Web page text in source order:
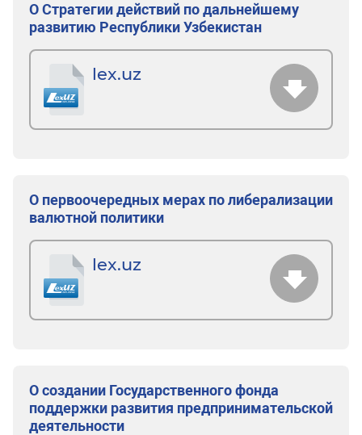
О Стратегии действий по дальнейшему
развитию Республики Узбекистан
lex.uz
О первоочередных мерах по либерализации
валютной политики
lex.uz
О создании Государственного фонда
поддержки развития предпринимательской
деятельности